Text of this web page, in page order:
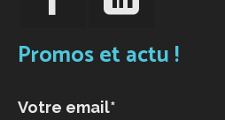
Promos et actu !
Votre email*